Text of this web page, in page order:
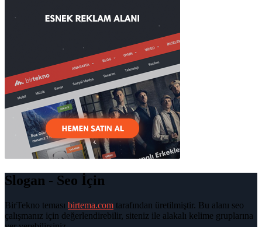
Slogan - Seo İçin
BirTekno teması birtema.com tarafından üretilmiştir. Bu alanı seo
çalışmanız için değerlendirebilir, siteniz ile alakalı kelime gruplarına